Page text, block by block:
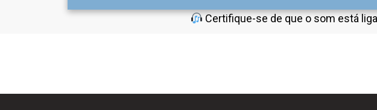
Certifique-se de que o som está